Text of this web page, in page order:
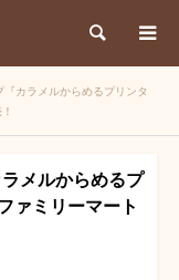
検索
カラメルからめるプリンタ
メルからめるプ
ァミリーマート